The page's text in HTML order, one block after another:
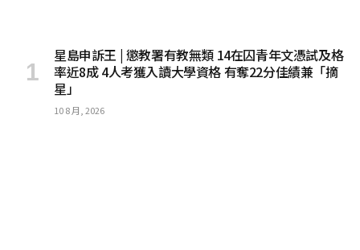
星島申訴王 | 懲教署有教無類 14在囚青年文憑試及格
率近8成 4人考獲入讀大學資格 有奪22分佳績兼「摘
星」
10 8 月, 2026